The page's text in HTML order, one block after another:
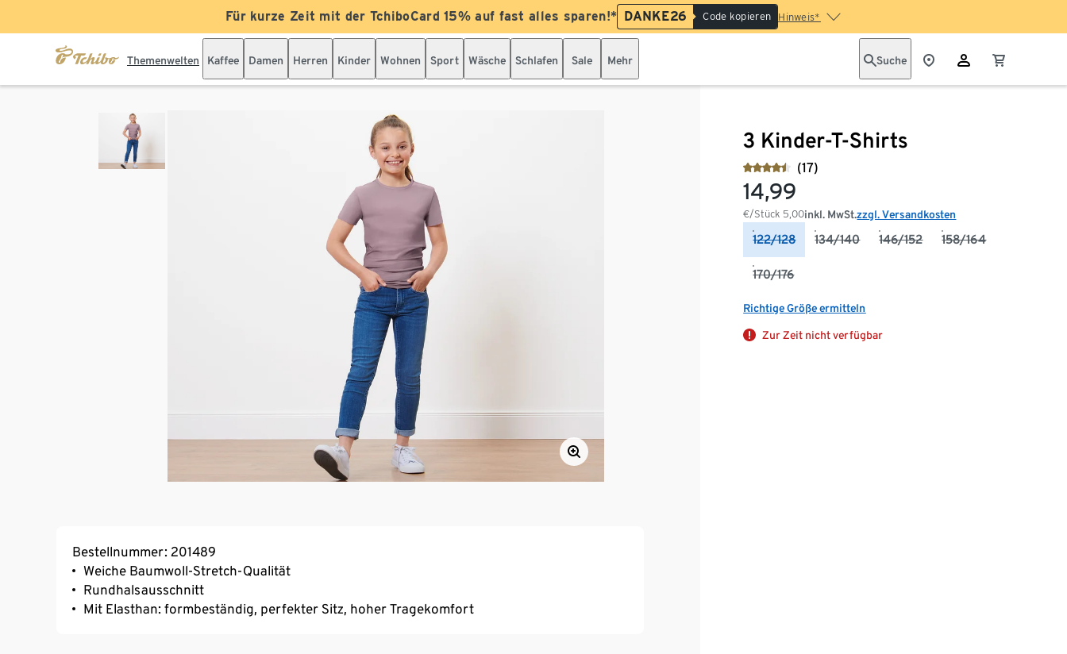
Für kurze Zeit mit der TchiboCard 15% auf fast alles sparen!* DANKE26 Code kopieren Hinweis*
Themenwelten Kaffee Damen Herren Kinder Wohnen Sport Wäsche Schlafen Sale Mehr Suche
3 Kinder-T-Shirts
(17)
14,99
€/Stück 5,00inkl. MwSt.zzgl. Versandkosten
122/128 134/140 146/152 158/164
170/176
Richtige Größe ermitteln
Zur Zeit nicht verfügbar
Bestellnummer: 201489
Weiche Baumwoll-Stretch-Qualität
Rundhalsausschnitt
Mit Elasthan: formbeständig, perfekter Sitz, hoher Tragekomfort